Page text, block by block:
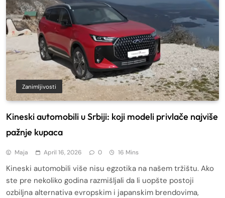
Zanimljivosti
Kineski automobili u Srbiji: koji modeli privlače najviše
pažnje kupaca
Maja April 16, 2026 0 16 Mins
Kineski automobili više nisu egzotika na našem tržištu. Ako
ste pre nekoliko godina razmišljali da li uopšte postoji
ozbiljna alternativa evropskim i japanskim brendovima,